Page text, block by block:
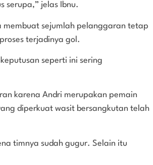
serupa,” jelas Ibnu.
membuat sejumlah pelanggaran tetap
terjadinya gol.
seperti ini sering
karena Andri merupakan pemain
diperkuat wasit bersangkutan telah
timnya sudah gugur. Selain itu